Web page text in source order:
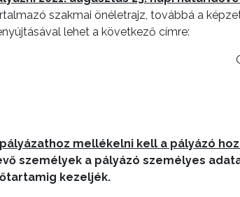
szakmai önéletrajz, továbbá a
lehet a következő címre:
mellékelni kell a pályázó
személyek a pályázó személyes
kezeljék.